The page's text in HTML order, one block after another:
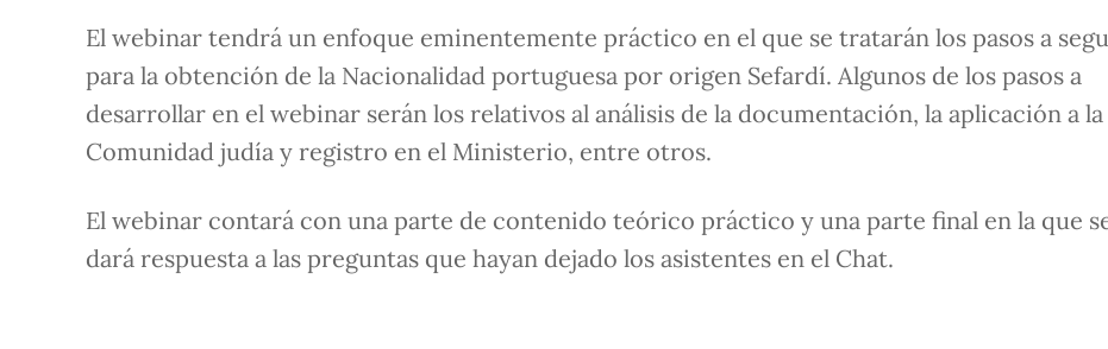
El webinar tendrá un enfoque eminentemente práctico en el que se tratarán los pasos a
para la obtención de la Nacionalidad portuguesa por origen Sefardí. Algunos de los pasos a
desarrollar en el webinar serán los relativos al análisis de la documentación, la aplicación a la
Comunidad judía y registro en el Ministerio, entre otros.
El webinar contará con una parte de contenido teórico práctico y una parte final en la que
dará respuesta a las preguntas que hayan dejado los asistentes en el Chat.